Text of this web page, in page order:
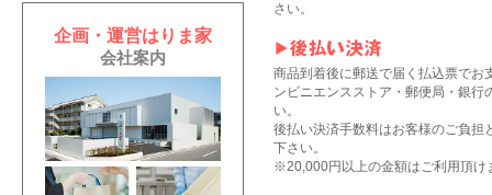
さい。
商品到着後に郵送で届く払込票でお
ンビニエンスストア・郵便局・銀行
い。
後払い決済手数料はお客様のご負担
下さい。
※20,000円以上の金額はご利用頂け
企画・運営はりま家
会社案内